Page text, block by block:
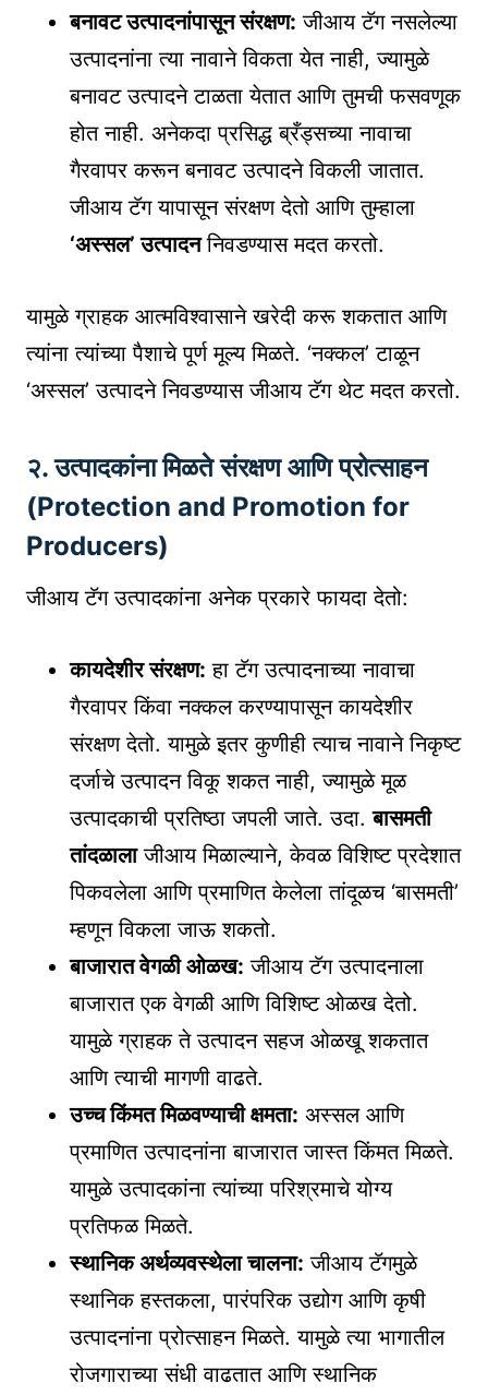
बनावट उत्पादनांपासून संरक्षण: जीआय टॅग नसलेल्या
उत्पादनांना त्या नावाने विकता येत नाही, ज्यामुळे
बनावट उत्पादने टाळता येतात आणि तुमची फसवणूक
होत नाही. अनेकदा प्रसिद्ध ब्रँड्सच्या नावाचा
गैरवापर करून बनावट उत्पादने विकली जातात.
जीआय टॅग यापासून संरक्षण देतो आणि तुम्हाला
‘अस्सल’ उत्पादननिवडण्यास मदत करतो.
यामुळे ग्राहक आत्मविश्वासाने खरेदी करू शकतात आणि
त्यांना त्यांच्या पैशाचे पूर्ण मूल्य मिळते. ‘नक्कल’ टाळून
‘अस्सल’ उत्पादने निवडण्यास जीआय टॅग थेट मदत करतो.
२. उत्पादकांना मिळते संरक्षण आणि प्रोत्साहन
(Protection and Promotion for
Producers)
जीआय टॅग उत्पादकांना अनेक प्रकारे फायदा देतो:
कायदेशीर संरक्षण: हा टॅग उत्पादनाच्या नावाचा
गैरवापर किंवा नक्कल करण्यापासून कायदेशीर
संरक्षण देतो. यामुळे इतर कुणीही त्याच नावाने निकृष्ट
दर्जाचे उत्पादन विकू शकत नाही, ज्यामुळे मूळ
उत्पादकाची प्रतिष्ठा जपली जाते. उदा.बासमती
तांदळालाजीआय मिळाल्याने, केवळ विशिष्ट प्रदेशात
पिकवलेला आणि प्रमाणित केलेला तांदूळच ‘बासमती’
म्हणून विकला जाऊ शकतो.
बाजारात वेगळी ओळख: जीआय टॅग उत्पादनाला
बाजारात एक वेगळी आणि विशिष्ट ओळख देतो.
यामुळे ग्राहक ते उत्पादन सहज ओळखू शकतात
आणि त्याची मागणी वाढते.
उच्च किंमत मिळवण्याची क्षमता: अस्सल आणि
प्रमाणित उत्पादनांना बाजारात जास्त किंमत मिळते.
यामुळे उत्पादकांना त्यांच्या परिश्रमाचे योग्य
प्रतिफळ मिळते.
स्थानिक अर्थव्यवस्थेला चालना: जीआय टॅगमुळे
स्थानिक हस्तकला, पारंपरिक उद्योग आणि कृषी
उत्पादनांना प्रोत्साहन मिळते. यामुळे त्या भागातील
रोजगाराच्या संधी वाढतात आणि स्थानिक